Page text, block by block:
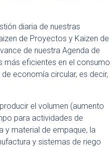
diaria de nuestras
de Proyectos y Kaizen de
de nuestra Agenda de
más eficientes en el consumo
economía circular, es decir,
el volumen (aumento
para actividades de
y material de empaque, la
y sistemas de riego